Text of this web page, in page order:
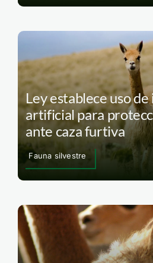
Ley establece uso
artificial para
ante caza furtiva
Fauna silvestre